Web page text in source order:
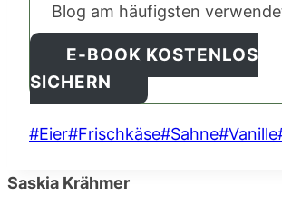
Blog am häufigsten
E-BOOK KOSTENLOS
SICHERN
Schlagworte:
#Eier#Frischkäse#Sahne#Vanille
Saskia Krähmer